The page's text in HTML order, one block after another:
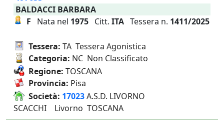
BALDACCI BARBARA
F Nata nel 1975 Citt. ITA Tessera n. 1411/2025
Tessera: TA Tessera Agonistica
Categoria: NC Non Classificato
Regione: TOSCANA
Provincia: Pisa
Società: 17023A.S.D. LIVORNO
SCACCHI Livorno TOSCANA